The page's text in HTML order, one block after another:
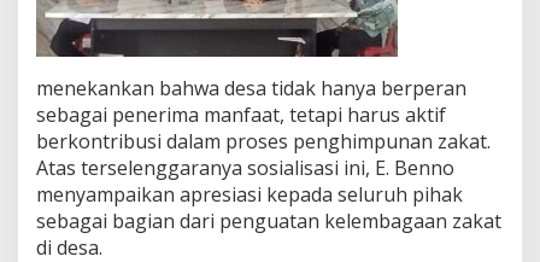
i
b
d
n
T
r
a
s
p
menekankan bahwa desa tidak hanya berperan
sebagai penerima manfaat, tetapi harus aktif
berkontribusi dalam proses penghimpunan zakat.
Atas terselenggaranya sosialisasi ini, E. Benno
menyampaikan apresiasi kepada seluruh pihak
sebagai bagian dari penguatan kelembagaan zakat
di desa.